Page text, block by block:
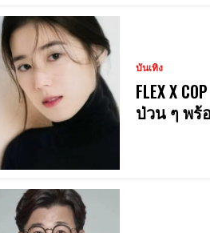
บันเทิง
FLEX X
ป่วน ๆ พร้